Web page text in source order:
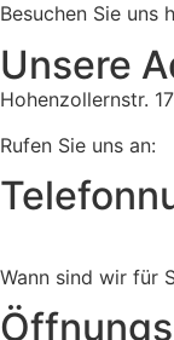
Besuchen Sie uns
Unsere
Hohenzollernstr.
Rufen Sie uns an:
Wann sind wir für